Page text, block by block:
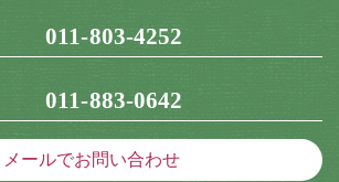
011-803-4252
011-883-0642
メールでお問い合わせ